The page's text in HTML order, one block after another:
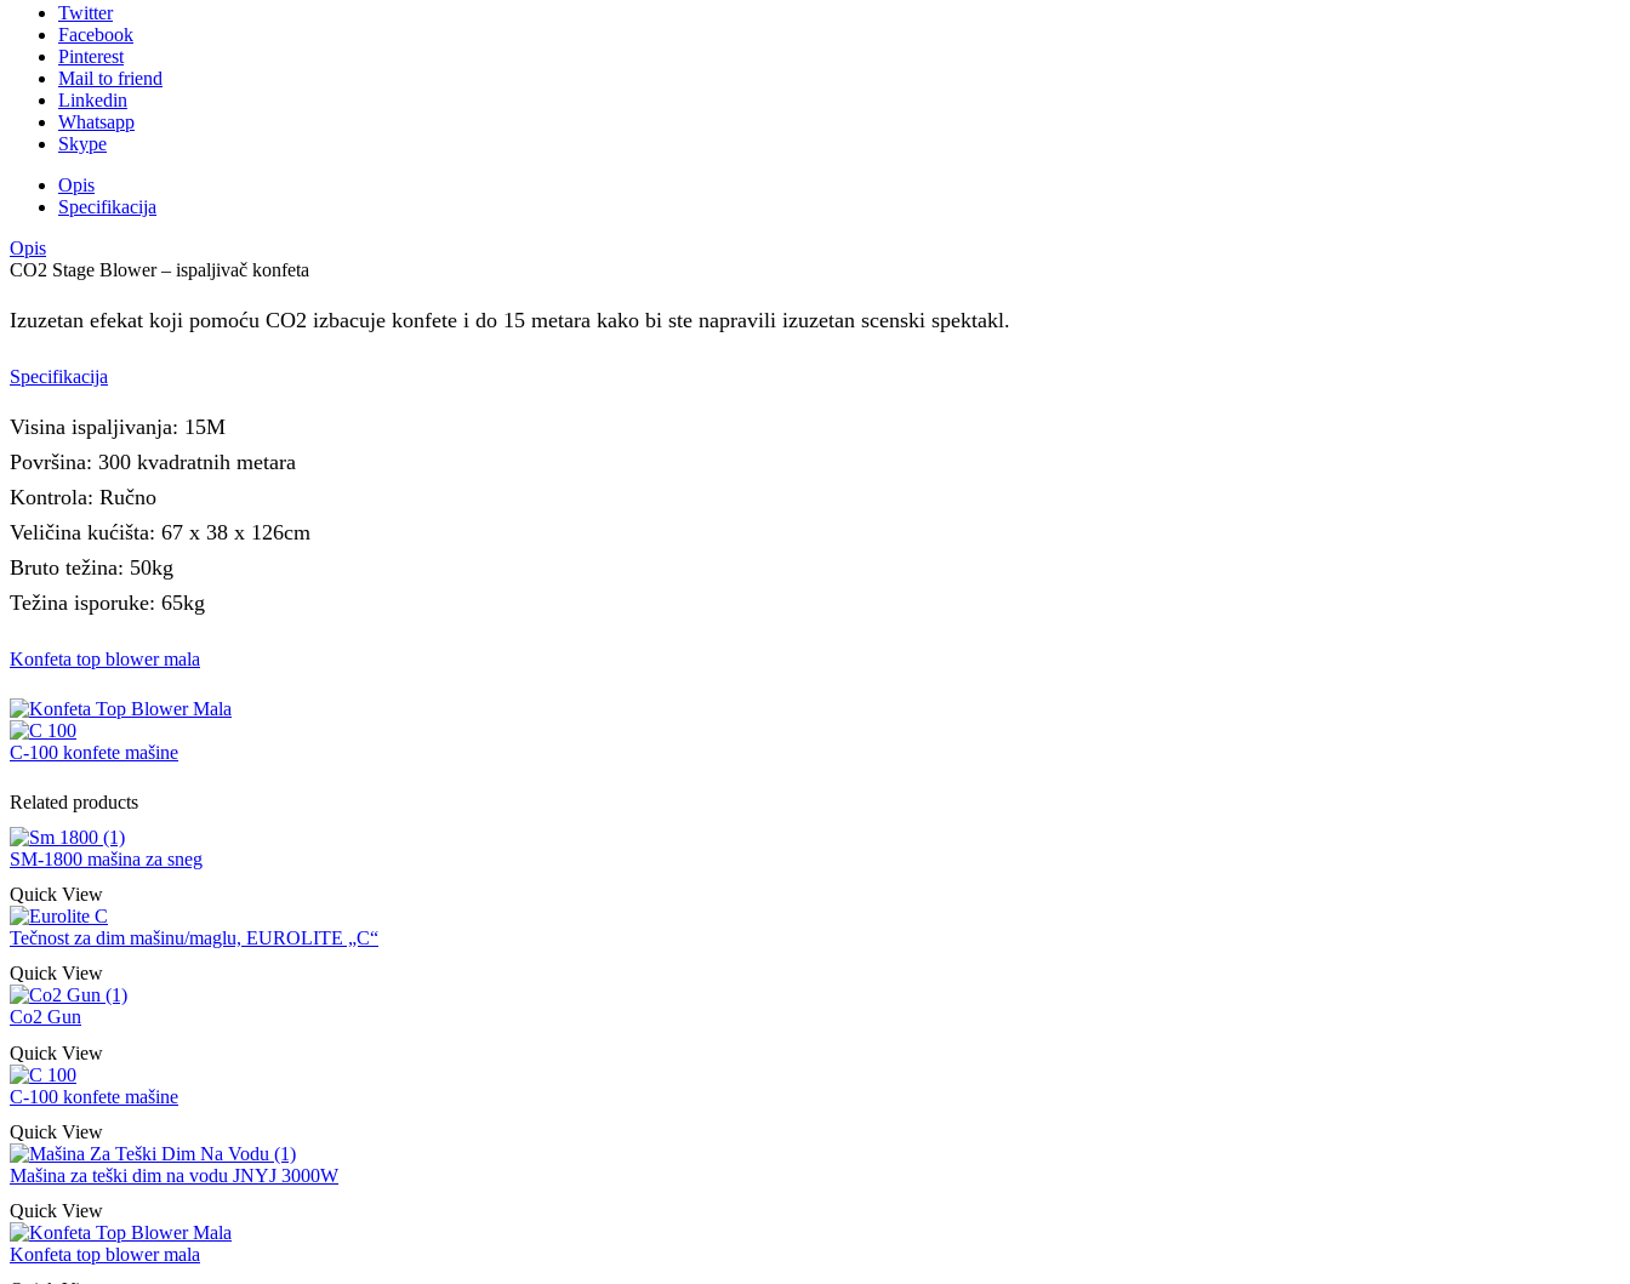
Twitter
Facebook
Pinterest
Mail to friend
Linkedin
Whatsapp
Skype
Opis
Specifikacija
Opis
CO2 Stage Blower – ispaljivač konfeta
Izuzetan efekat koji pomoću CO2 izbacuje konfete i do 15 metara kako bi ste napravili izuzetan scenski spektakl.
Specifikacija
Visina ispaljivanja: 15M
Površina: 300 kvadratnih metara
Kontrola: Ručno
Veličina kućišta: 67 x 38 x 126cm
Bruto težina: 50kg
Težina isporuke: 65kg
Konfeta top blower mala
C-100 konfete mašine
Related products
SM-1800 mašina za sneg
Quick View
Tečnost za dim mašinu/maglu, EUROLITE „C“
Quick View
Co2 Gun
Quick View
C-100 konfete mašine
Quick View
Mašina za teški dim na vodu JNYJ 3000W
Quick View
Konfeta top blower mala